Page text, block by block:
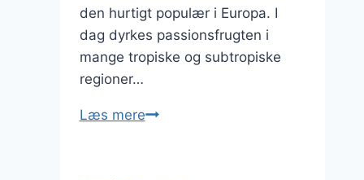
den hurtigt populær i Europa. I
dag dyrkes passionsfrugten i
mange tropiske og subtropiske
regioner…
Læs merePassionsfrugt